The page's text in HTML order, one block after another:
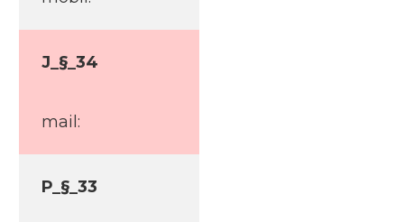
J_§_34
mail:
P_§_33